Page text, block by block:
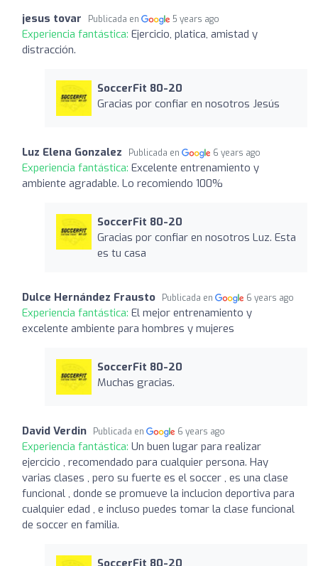
jesus tovar Publicada en 5 years ago
Experiencia fantástica: Ejercicio, platica, amistad y
distracción.
SoccerFit 80-20
Gracias por confiar en nosotros Jesús
Luz Elena Gonzalez Publicada en 6 years ago
Experiencia fantástica: Excelente entrenamiento y
ambiente agradable. Lo recomiendo 100%
SoccerFit 80-20
Gracias por confiar en nosotros Luz. Esta
es tu casa
Dulce Hernández Frausto Publicada en 6 years ago
Experiencia fantástica: El mejor entrenamiento y
excelente ambiente para hombres y mujeres
SoccerFit 80-20
Muchas gracias.
David Verdin Publicada en 6 years ago
Experiencia fantástica: Un buen lugar para realizar
ejercicio , recomendado para cualquier persona. Hay
varias clases , pero su fuerte es el soccer , es una clase
funcional , donde se promueve la inclucion deportiva para
cualquier edad , e incluso puedes tomar la clase funcional
de soccer en familia.
SoccerFit 80-20